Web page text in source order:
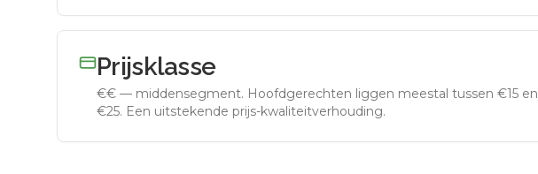
Prijsklasse
€€ — middensegment. Hoofdgerechten liggen meestal tussen €15 en
€25. Een uitstekende prijs-kwaliteitverhouding.